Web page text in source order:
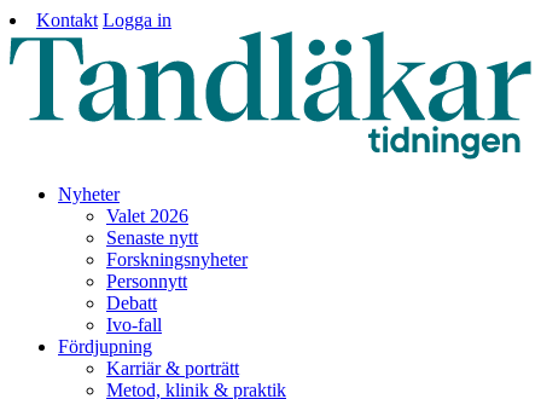
Kontakt Logga in
Nyheter
Valet 2026
Senaste nytt
Forskningsnyheter
Personnytt
Debatt
Ivo-fall
Fördjupning
Karriär & porträtt
Metod, klinik & praktik